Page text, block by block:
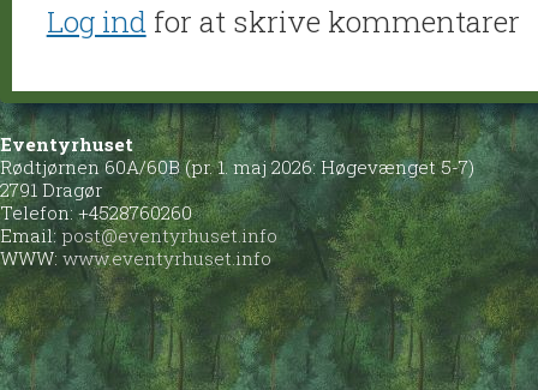
Log ind for at skrive kommentarer
Eventyrhuset
Rødtjørnen 60A/60B (pr. 1. maj 2026: Høgevænget 5-7)
2791 Dragør
Telefon: +4528760260
Email:post@eventyrhuset.info
WWW: www.eventyrhuset.info